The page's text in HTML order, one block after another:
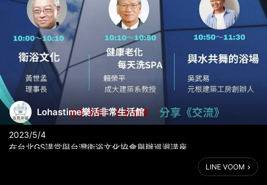
Lohastime樂活非常生活館
2023/5/4
在台北GS講堂與台灣衛浴文化協會舉辦巡迴講座
LINE VOOM